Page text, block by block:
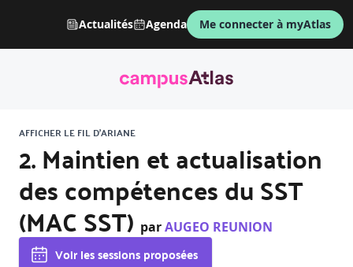
Actualités Agenda Me connecter à myAtlas
AFFICHER LE FIL D'ARIANE
2. Maintien et actualisation
des compétences du SST
(MAC SST) parAUGEO REUNION
Voir les sessions proposées